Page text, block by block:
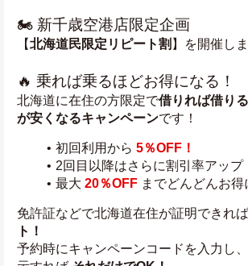
🏍️ 新千歳空港店限定企画
【北海道民限定リピート割 】を開催しま
🔥 乗れば乗るほどお得になる！
北海道に在住の方限定で借りれば借り
が安くなるキャンペーンです！
初回利用から 5％OFF！
2回目以降はさらに割引率アップ
最大 20％OFF までどんどんお得
免許証などで北海道在住が証明できれば
ト！
予約時にキャンペーンコードを入力し